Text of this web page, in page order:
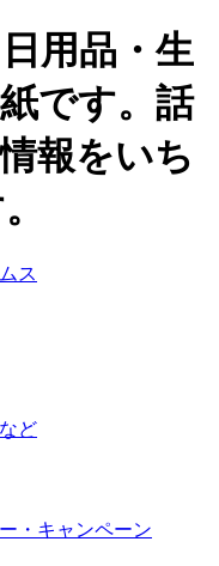
用品・生
です。話
報をいち
ど
・キャンペーン